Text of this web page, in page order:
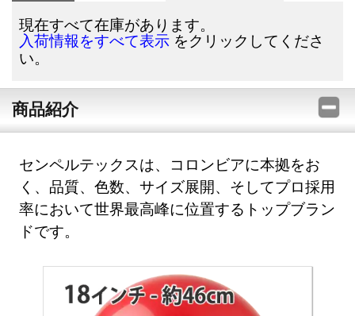
現在すべて在庫があります。
入荷情報をすべて表示 をクリックしてくださ
い。
商品紹介
センペルテックスは、コロンビアに本拠をお
く、品質、色数、サイズ展開、そしてプロ採用
率において世界最高峰に位置するトップブラン
ドです。